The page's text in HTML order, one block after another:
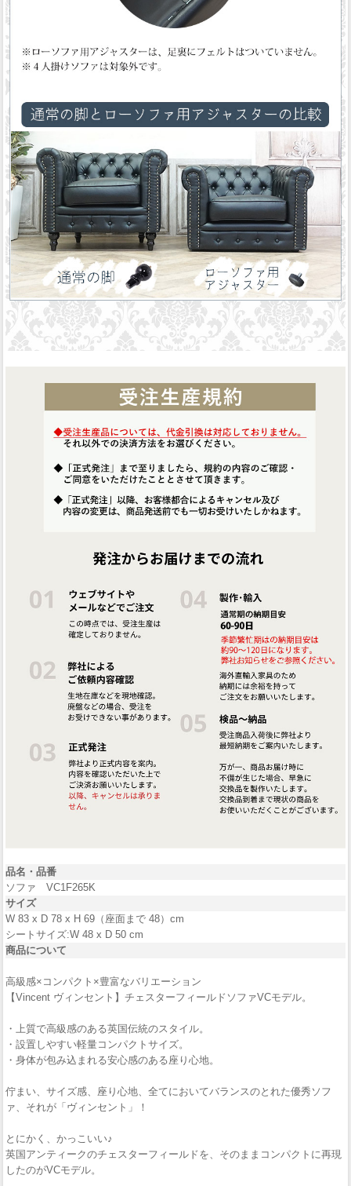
品名・品番
ソファ VC1F265K
サイズ
W 83 x D 78 x H 69（座面まで 48）cm
シートサイズ:W 48 x D 50 cm
商品について
高級感×コンパクト×豊富なバリエーション
【Vincent ヴィンセント】チェスターフィールドソファVCモデル。
・上質で高級感のある英国伝統のスタイル。
・設置しやすい軽量コンパクトサイズ。
・身体が包み込まれる安心感のある座り心地。
佇まい、サイズ感、座り心地、全てにおいてバランスのとれた優秀ソフ
ァ、それが「ヴィンセント」！
とにかく、かっこいい♪
英国アンティークのチェスターフィールドを、そのままコンパクトに再現
したのがVCモデル。